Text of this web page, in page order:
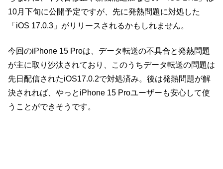
10月下旬に公開予定ですが、先に発熱問題に対処した
「iOS 17.0.3」がリリースされるかもしれません。
今回のiPhone 15 Proは、データ転送の不具合と発熱問題
が主に取り沙汰されており、このうちデータ転送の問題は
先日配信されたiOS17.0.2で対処済み。後は発熱問題が解
決されれば、やっとiPhone 15 Proユーザーも安心して使
うことができそうです。